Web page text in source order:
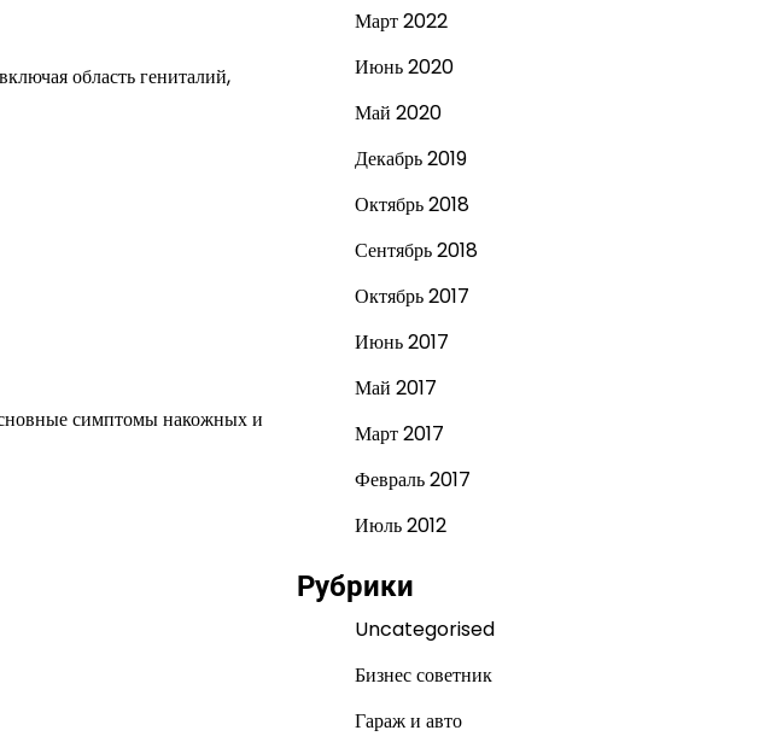
область гениталий,
симптомы накожных и
Март 2022
Июнь 2020
Май 2020
Декабрь 2019
Октябрь 2018
Сентябрь 2018
Октябрь 2017
Июнь 2017
Май 2017
Март 2017
Февраль 2017
Июль 2012
Рубрики
Uncategorised
Бизнес советник
Гараж и авто